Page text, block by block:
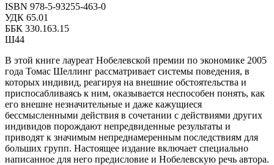
ISBN 978-5-93255-463-0
УДК 65.01
ББК 330.163.15
Ш44
В этой книге лауреат Нобелевской премии по экономике 2005
года Томас Шеллинг рассматривает системы поведения, в
которых индивид, реагируя на внешние обстоятельства и
приспосабливаясь к ним, оказывается неспособен понять, как
его внешне незначительные и даже кажущиеся
бессмысленными действия в сочетании с действиями других
индивидов порождают непредвиденные результаты и
приводят к значимым непреднамеренным последствиям для
больших групп. Настоящее издание включает специально
написанное для него предисловие и Нобелевскую речь автора.